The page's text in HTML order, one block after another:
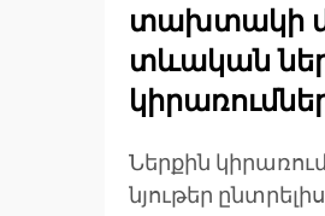
տախտակի
տևական
Ներքին
նյութեր